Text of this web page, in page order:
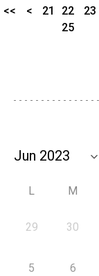
<< < 21 22 23
25
L M
29 30
5 6